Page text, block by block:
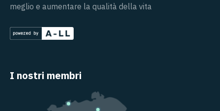
meglio e aumentare la qualità della vita
I nostri membri